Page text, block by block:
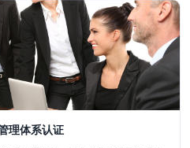
理体系认证